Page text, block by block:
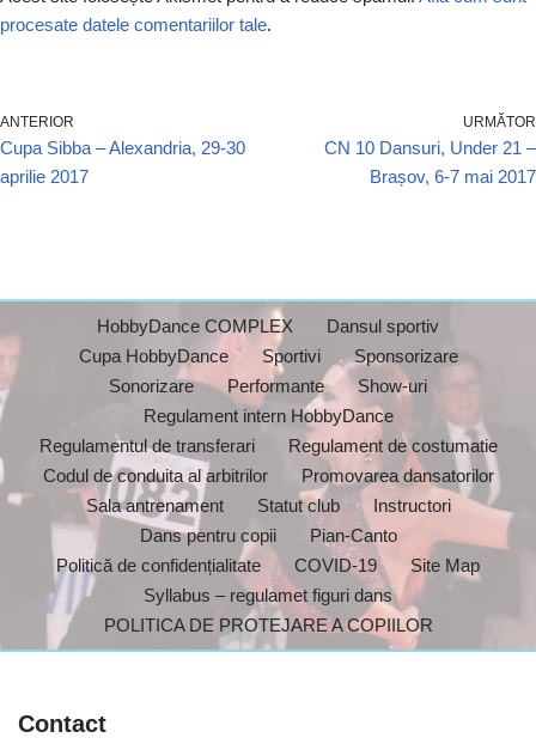
procesate datele comentariilor tale.
ANTERIOR
Cupa Sibba – Alexandria, 29-30
aprilie 2017
URMĂTOR
CN 10 Dansuri, Under 21 –
Brașov, 6-7 mai 2017
HobbyDance COMPLEX
Dansul sportiv
Cupa HobbyDance
Sportivi
Sponsorizare
Sonorizare
Performante
Show-uri
Regulament intern HobbyDance
Regulamentul de transferari
Regulament de costumatie
Codul de conduita al arbitrilor
Promovarea dansatorilor
Sala antrenament
Statut club
Instructori
Dans pentru copii
Pian-Canto
Politică de confidențialitate
COVID-19
Site Map
Syllabus – regulamet figuri dans
POLITICA DE PROTEJARE A COPIILOR
Contact